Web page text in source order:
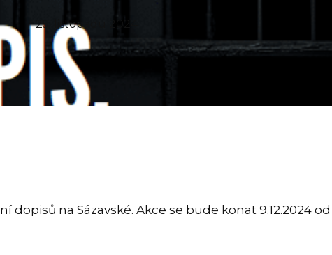
25. listopadu 2024
na Sázavské. Akce se bude konat 9.12.2024